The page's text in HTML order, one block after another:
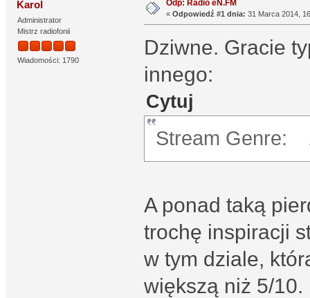
Karol
Administrator
Mistrz radiofonii
Wiadomości: 1790
Odp: Radio eN.FM
« Odpowiedź #1 dnia: 31 Marca 2014,
Dziwne. Gracie
innego:
Cytuj
Stream Genre:
A ponad taką
trochę inspiracji
w tym dziale,
większą niż 5/10.